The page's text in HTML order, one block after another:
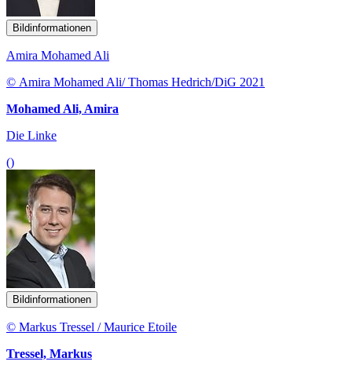
Bildinformationen
Amira Mohamed Ali
© Amira Mohamed Ali/ Thomas Hedrich/DiG 2021
Mohamed Ali, Amira
Die Linke
()
Bildinformationen
© Markus Tressel / Maurice Etoile
Tressel, Markus